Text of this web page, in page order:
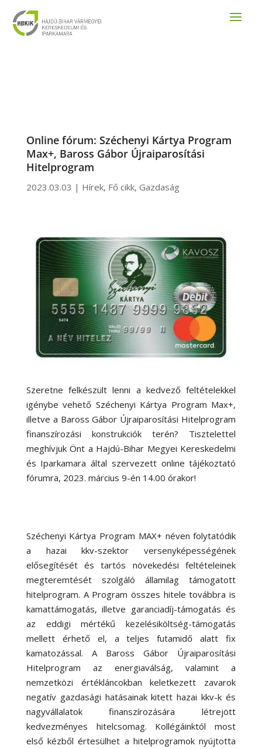
Online fórum: Széchenyi Kártya Program
Max+, Baross Gábor Újraiparosítási
Hitelprogram
2023.03.03 | Hírek, Fő cikk, Gazdaság
Szeretne felkészült lenni a kedvező feltételekkel
igénybe vehető Széchenyi Kártya Program Max+,
illetve a Baross Gábor Újraiparosítási Hitelprogram
finanszírozási konstrukciók terén? Tisztelettel
meghívjuk Önt a Hajdú-Bihar Megyei Kereskedelmi
és Iparkamara által szervezett online tájékoztató
fórumra, 2023. március 9-én 14.00 órakor!
Széchenyi Kártya Program MAX+ néven folytatódik
a hazai kkv-szektor versenyképességének
elősegítését és tartós növekedési feltételeinek
megteremtését szolgáló államilag támogatott
hitelprogram. A Program összes hitele továbbra is
kamattámogatás, illetve garanciadíj-támogatás és
az eddigi mértékű kezelésiköltség-támogatás
mellett érhető el, a teljes futamidő alatt fix
kamatozással. A Baross Gábor Újraiparosítási
Hitelprogram az energiaválság, valamint a
nemzetközi értékláncokban keletkezett zavarok
negatív gazdasági hatásainak kitett hazai kkv-k és
nagyvállalatok finanszírozására létrejött
kedvezményes hitelcsomag. Kollégáinktól most
első kézből értesülhet a hitelprogramok nyújtotta